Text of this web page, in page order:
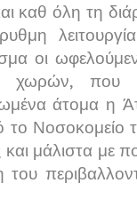
καθ όλη τη
οι
που
άτομα η
Νοσοκομείο
και μάλιστα με